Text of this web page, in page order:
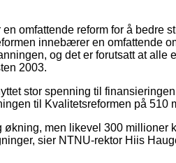
omfattende reform for å bedre
innebærer en omfattende
og det er forutsatt at alle
2003.
stor spenning til
til Kvalitetsreformen på 510
økning, men likevel 300 millioner
sier NTNU-rektor Hiis